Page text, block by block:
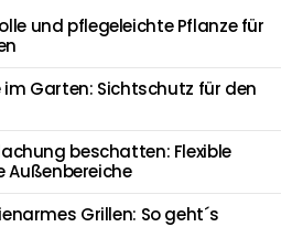
und pflegeleichte Pflanze für
Garten: Sichtschutz für den
beschatten: Flexible
Außenbereiche
Grillen: So geht´s